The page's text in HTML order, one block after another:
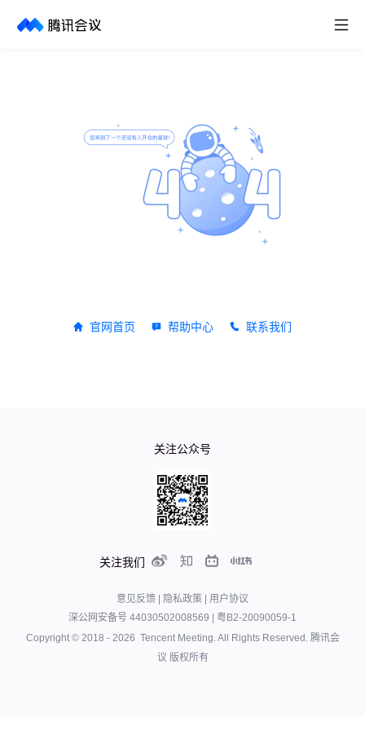
取消
官网首页 帮助中心 联系我们
关注我们
关注公众号
意见反馈 隐私政策
用户协议
深公网安备号 44030502008569
粤B2-20090059-1
Copyright © 2018 - 2026 Tencent Meeting. All Rights Reserved. 腾讯会
议 版权所有